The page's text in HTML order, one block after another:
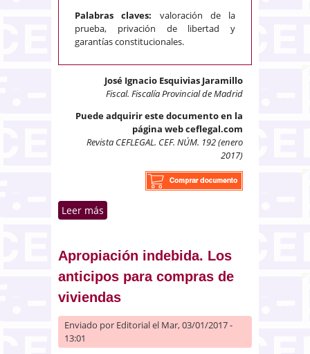
Palabras claves: valoración de la
prueba, privación de libertad y
garantías constitucionales.
José Ignacio Esquivias Jaramillo
Fiscal. Fiscalía Provincial de Madrid
Puede adquirir este documento en la
página web ceflegal.com
Revista CEFLEGAL. CEF. NÚM. 192 (enero
2017)
Leer más
absolutorias
Apropiación indebida. Los
anticipos para compras de
viviendas
Enviado por Editorialel Mar, 03/01/2017 -
13:01